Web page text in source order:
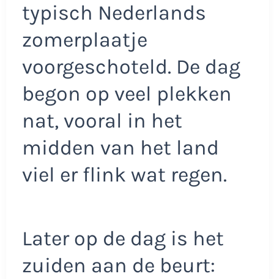
typisch Nederlands
zomerplaatje
voorgeschoteld. De dag
begon op veel plekken
nat, vooral in het
midden van het land
viel er flink wat regen.
Later op de dag is het
zuiden aan de beurt: